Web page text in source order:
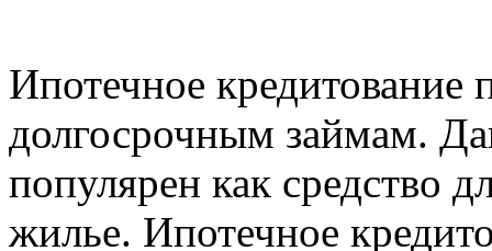
Ипотечное кредитование
долгосрочным займам.
популярен как средство
жилье. Ипотечное